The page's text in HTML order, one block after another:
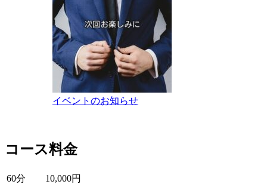
イベントのお知らせ
コース料金
60分
10,000円